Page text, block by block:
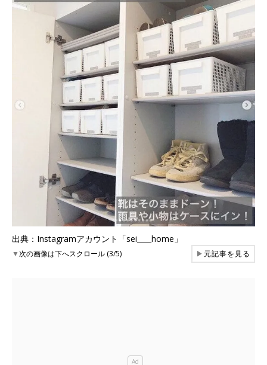
出典：Instagramアカウント「sei____home」
▼次の画像は下へスクロール (3/5) ▶元記事を見る